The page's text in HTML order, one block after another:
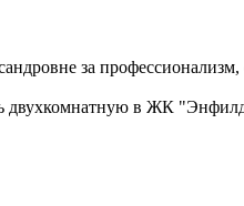
за
в ЖК